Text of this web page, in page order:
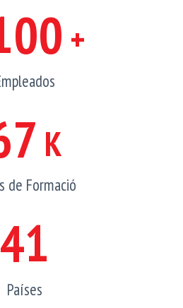
+
K
de Formació
41
Países